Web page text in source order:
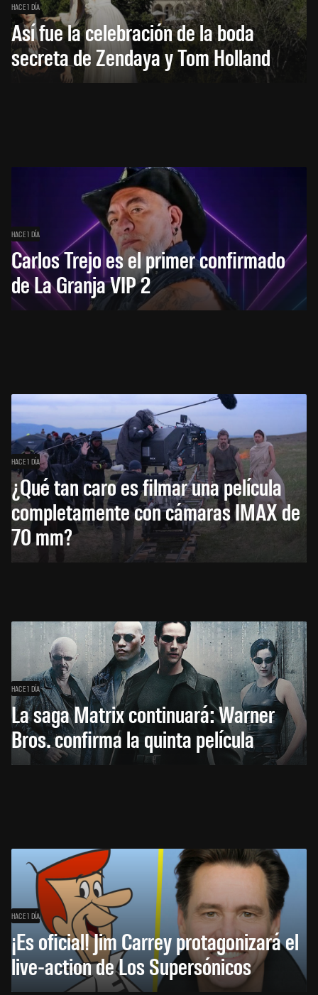
HACE 1 DÍA
Así fue la celebración de la boda
secreta de Zendaya y Tom Holland
HACE 1 DÍA
Carlos Trejo es el primer confirmado
de La Granja VIP 2
HACE 1 DÍA
¿Qué tan caro es filmar una película
completamente con cámaras IMAX de
70 mm?
HACE 1 DÍA
La saga Matrix continuará: Warner
Bros. confirma la quinta película
HACE 1 DÍA
¡Es oficial! Jim Carrey protagonizará el
live-action de Los Supersónicos